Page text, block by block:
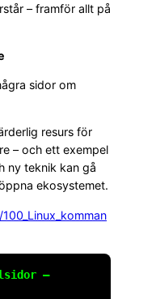
– framför allt på
sidor om
resurs för
– och ett exempel
ny teknik kan gå
ekosystemet.
–